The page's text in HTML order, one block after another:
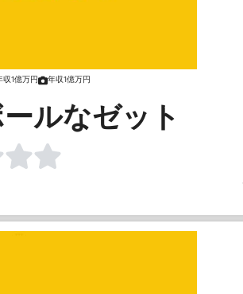
収1億万円 年収1億万円
ルなゼット